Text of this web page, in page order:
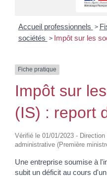
Accueil professionnels >
sociétés > Impôt sur les
Fiche pratique
Impôt sur
(IS) : report
Vérifié le 01/01/2023 -
administrative (Première
Une entreprise soumise à
subit un déficit au cours